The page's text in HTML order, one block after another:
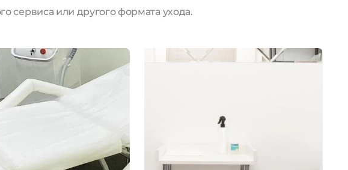
сервиса или другого формата ухода.